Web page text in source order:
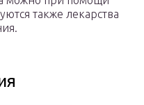
также лекарства